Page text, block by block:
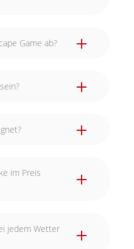
Game ab?
im Preis
jedem Wetter